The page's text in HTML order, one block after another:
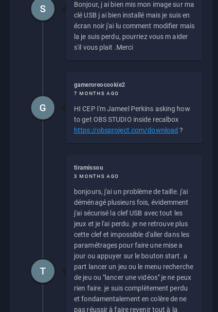
Bonjour, j ai bien mis mon image sur ma
clé USB j ai bien installé mais je suis en
écran noir j'ai lu comment modifier mais
la je suis perdu, pourriez vous m aider
s'il vous plait .Merci
S
gameroreocookie2
7 MONTHS AGO
HI CEP I'm Jameel Perkins asking how
to get OBS STUDIO inside recalbox
https://obsproject.com/download ?
G
tiramissou
3 MONTHS AGO
bonjours, j'ai un problème de taille. j'ai
déménagé plusieurs fois, évidemment
j'ai sécurisé la clef USB avec tout les
jeux et je l'ai perdu. je ne retrouve plus
cette clef et impossible d'aller dans les
paramétrages pour faire une mise a
jour ou appuyer sur le bouton start. a
part lancer un jeu ou le menu recherche
de jeu ou "lancer une vidéos" je ne peux
rien faire. je suis complètement perdu
et fondamentalement en colère de ne
pas réussir à faire revenir tout à la
T